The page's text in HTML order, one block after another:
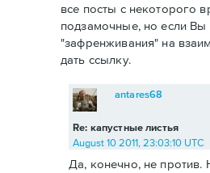
все посты с некоторого
подзамочные, но если Вы
"зафренживания" на
дать ссылку.
Re: капустные листья
antares68
August 10 2011, 23:03:10 UTC
Да, конечно, не против.